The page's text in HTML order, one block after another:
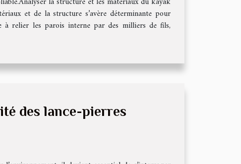
et de la structure s’avère déterminante pour
à relier les parois interne par des milliers de fils,
des lance-pierres